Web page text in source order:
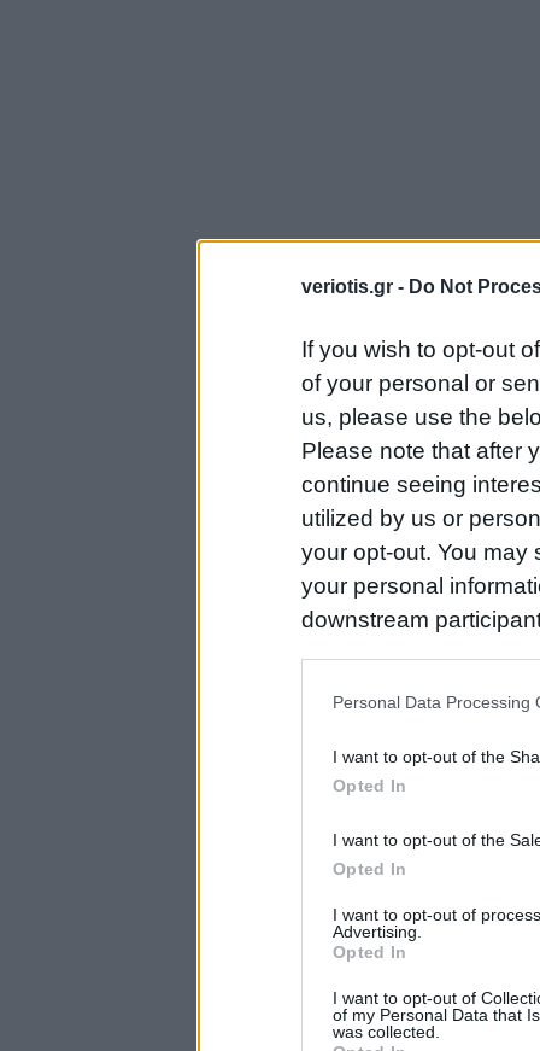
veriotis.gr - Do Not
If you wish to opt-out
of your personal or
us, please use the
Please note that after
continue seeing
utilized by us or
your opt-out. You may
your personal
downstream
us to third parties on
Personal Data Processing
I want to opt-out of the
Opted In
I want to opt-out of the
Opted In
I want to opt-out of
Advertising.
Opted In
I want to opt-out of
of my Personal Data that
was collected.